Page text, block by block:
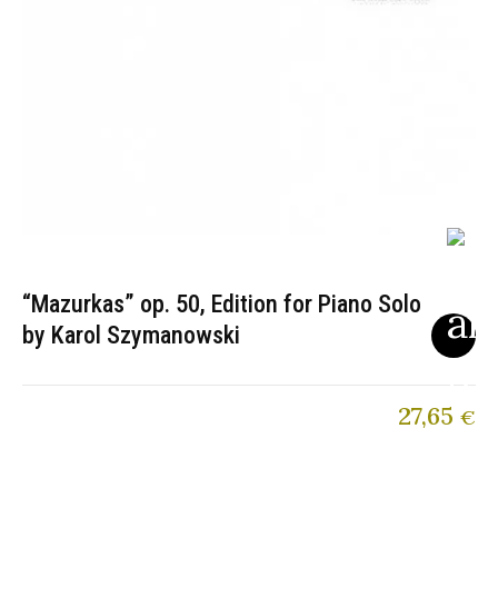
“Mazurkas” op. 50, Edition for Piano Solo
by Karol Szymanowski
27,65 €